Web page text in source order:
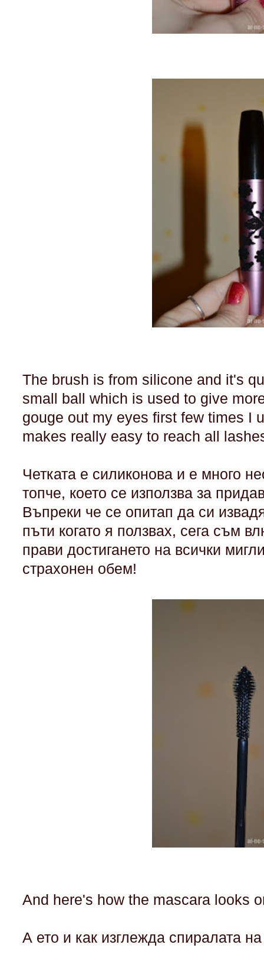
The brush is from silicone and it's
small ball which is used to give
gouge out my eyes first few times I
makes really easy to reach all
Четката е силиконова и е много
топче, което се използва за
Въпреки че се опитап да си
пъти когато я ползвах, сега съм
прави достигането на всички
страхонен обем!
And here's how the mascara looks
А ето и как изглежда спиралата